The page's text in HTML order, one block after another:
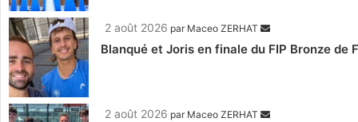
2 août 2026 par Maceo ZERHAT
Blanqué et Joris en finale du FIP Bronze de
2 août 2026 par Maceo ZERHAT